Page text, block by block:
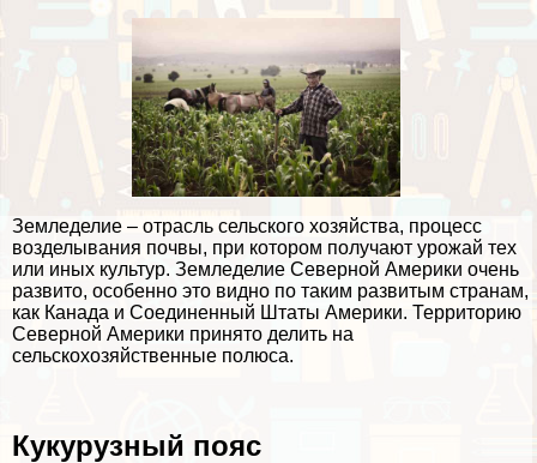
Земледелие – отрасль сельского хозяйства, процесс
возделывания почвы, при котором получают урожай тех
или иных культур. Земледелие Северной Америки очень
развито, особенно это видно по таким развитым странам,
как Канада и Соединенный Штаты Америки. Территорию
Северной Америки принято делить на
сельскохозяйственные полюса.
Кукурузный пояс